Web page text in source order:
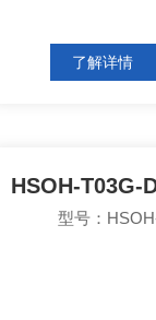
了解详情
型号：